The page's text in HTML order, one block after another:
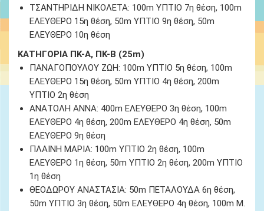
ΤΣΑΝΤΗΡΙΔΗ ΝΙΚΟΛΕΤΑ: 100m ΥΠΤΙΟ 7η θέση, 100m
ΕΛΕΥΘΕΡΟ 15η θέση, 50m ΥΠΤΙΟ 9η θέση, 50m
ΕΛΕΥΘΕΡΟ 10η θέση
ΚΑΤΗΓΟΡΙΑ ΠΚ-Α, ΠΚ-Β (25m)
ΠΑΝΑΓΟΠΟΥΛΟΥ ΖΩΗ: 100m ΥΠΤΙΟ 5η θέση, 100m
ΕΛΕΥΘΕΡΟ 15η θέση, 50m ΥΠΤΙΟ 4η θέση, 200m
ΥΠΤΙΟ 2η θέση
ΑΝΑΤΟΛΗ ΑΝΝΑ: 400m ΕΛΕΥΘΕΡΟ 3η θέση, 100m
ΕΛΕΥΘΕΡΟ 4η θέση, 200m ΕΛΕΥΘΕΡΟ 4η θέση, 50m
ΕΛΕΥΘΕΡΟ 9η θέση
ΠΛΑΙΝΗ ΜΑΡΙΑ: 100m ΥΠΤΙΟ 2η θέση, 100m
ΕΛΕΥΘΕΡΟ 1η θέση, 50m ΥΠΤΙΟ 2η θέση, 200m ΥΠΤΙΟ
1η θέση
ΘΕΟΔΩΡΟΥ ΑΝΑΣΤΑΣΙΑ: 50m ΠΕΤΑΛΟΥΔΑ 6η θέση,
50m ΥΠΤΙΟ 3η θέση, 50m ΕΛΕΥΘΕΡΟ 4η θέση, 100m Μ.